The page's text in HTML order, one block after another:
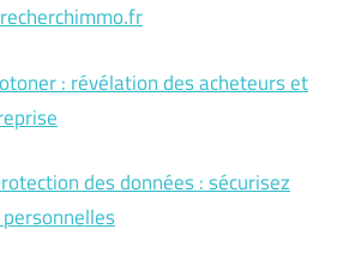
recherchimmo.fr
: révélation des acheteurs et
des données : sécurisez